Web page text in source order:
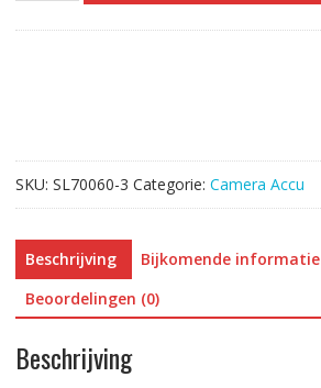
met
SONY
Alpha
a3000
(ILCE-
3000)
Alpha
(ILCE-
SKU: SL70060-3 Categorie: Camera Accu
Beschrijving
Bijkomende informatie
Beoordelingen (0)
Beschrijving